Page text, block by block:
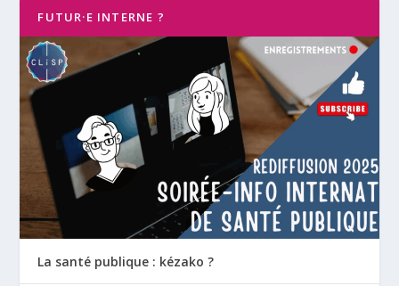
FUTUR·E INTERNE ?
La santé publique : kézako ?